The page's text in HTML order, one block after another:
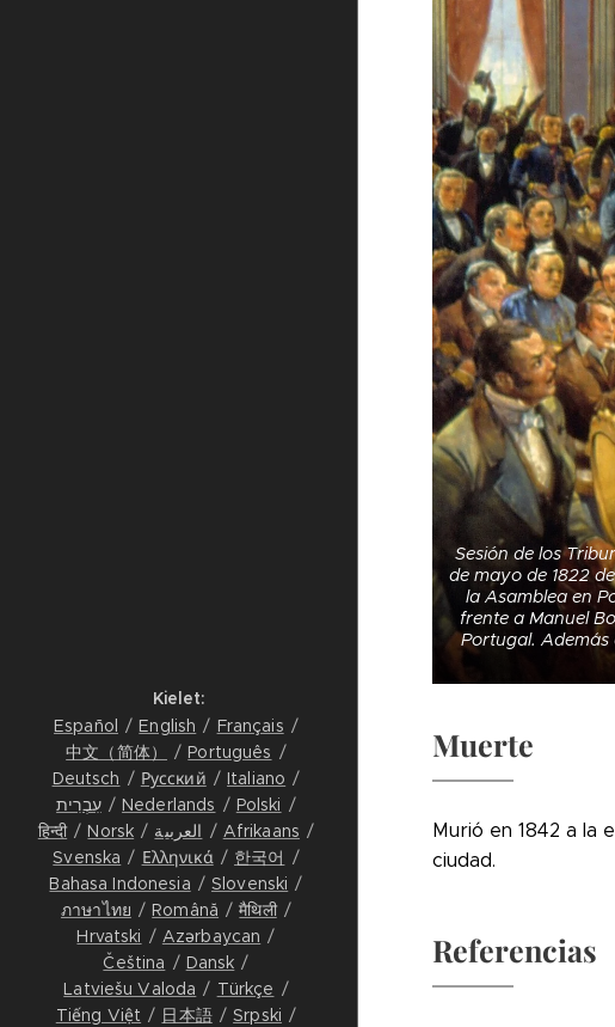
Sesión de los
de mayo de 1822
la Asamblea en
frente a Manuel
Portugal. Además
Muerte
Murió en 1842 a la
ciudad.
Referencias
Kielet
Español
English
Français
中文（简体）
Português
Deutsch
Русский
Italiano
עִבְרִית
Nederlands
Polski
हिन्दी
Norsk العربية
Afrikaans
Svenska
Ελληνικά
한국어
Bahasa Indonesia
Slovenski
ภาษาไทย
Română
मैथिली
Hrvatski
Azərbaycan
Čeština
Dansk
Latviešu Valoda
Türkçe
Tiếng Việt
日本語 Srpski